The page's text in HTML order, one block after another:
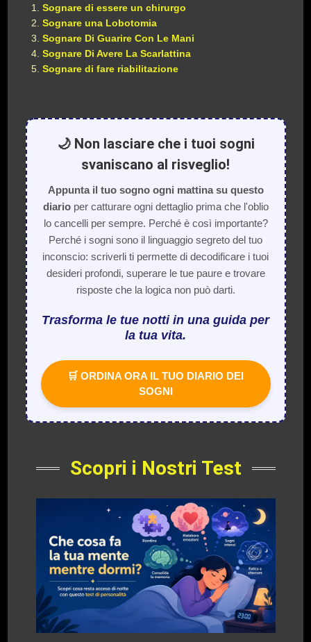
Sognare di essere un chirurgo
Sognare una Lobotomia
Sognare Di Guarire Con Le Mani
Sognare Di Avere La Scarlattina
Sognare di fare riabilitazione
🌙 Non lasciare che i tuoi sogni
svaniscano al risveglio!
Appunta il tuo sogno ogni mattina su questo
diarioper catturare ogni dettaglio prima che l'oblio
lo cancelli per sempre. Perché è così importante?
Perché i sogni sono il linguaggio segreto del tuo
inconscio: scriverli ti permette di decodificare i tuoi
desideri profondi, superare le tue paure e trovare
risposte che la logica non può darti.
Trasforma le tue notti in una guida per
la tua vita.
🛒 ORDINA ORA IL TUO DIARIO DEI
SOGNI
Scopri i Nostri Test